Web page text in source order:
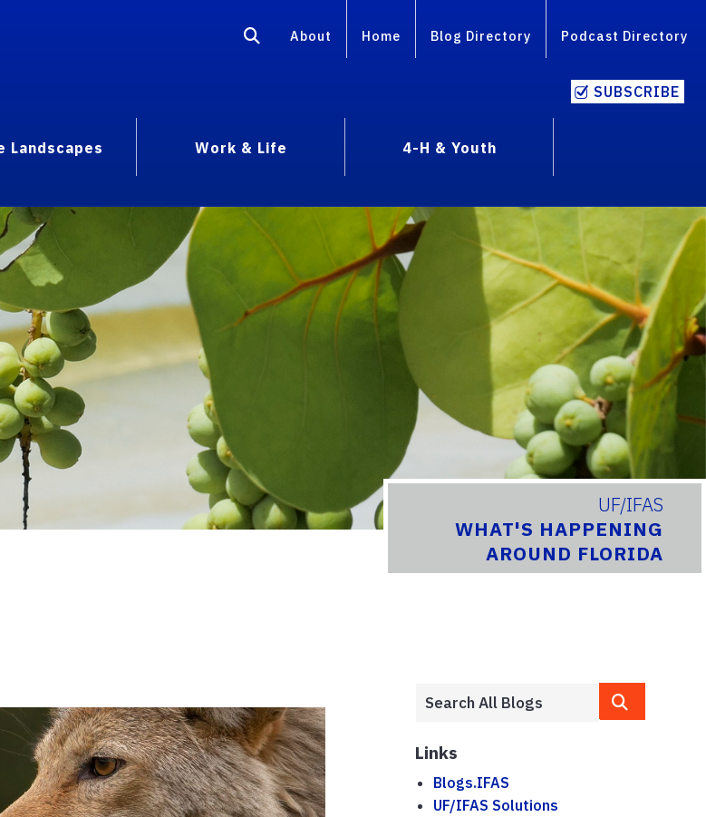
About Home Blog Directory Podcast Directory
SUBSCRIBE
Landscapes Work & Life
4-H & Youth
UF/IFAS
WHAT'S HAPPENING
AROUND FLORIDA
Links
Blogs.IFAS
UF/IFAS Solutions